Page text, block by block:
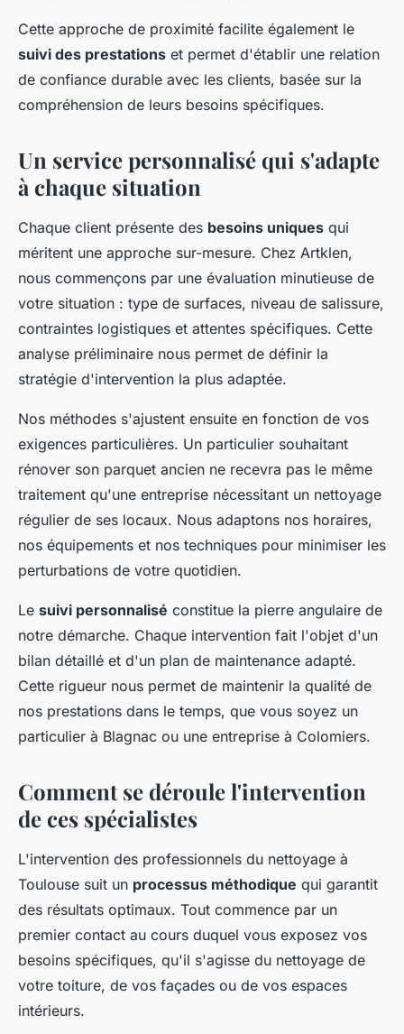
Cette approche de proximité facilite également le
suivi des prestations et permet d'établir une relation
de confiance durable avec les clients, basée sur la
compréhension de leurs besoins spécifiques.
Un service personnalisé qui s'adapte
à chaque situation
Chaque client présente des besoins uniques qui
méritent une approche sur-mesure. Chez Artklen,
nous commençons par une évaluation minutieuse de
votre situation : type de surfaces, niveau de salissure,
contraintes logistiques et attentes spécifiques. Cette
analyse préliminaire nous permet de définir la
stratégie d'intervention la plus adaptée.
Nos méthodes s'ajustent ensuite en fonction de vos
exigences particulières. Un particulier souhaitant
rénover son parquet ancien ne recevra pas le même
traitement qu'une entreprise nécessitant un nettoyage
régulier de ses locaux. Nous adaptons nos horaires,
nos équipements et nos techniques pour minimiser les
perturbations de votre quotidien.
Le suivi personnalisé constitue la pierre angulaire de
notre démarche. Chaque intervention fait l'objet d'un
bilan détaillé et d'un plan de maintenance adapté.
Cette rigueur nous permet de maintenir la qualité de
nos prestations dans le temps, que vous soyez un
particulier à Blagnac ou une entreprise à Colomiers.
Comment se déroule l'intervention
de ces spécialistes
L'intervention des professionnels du nettoyage à
Toulouse suit un processus méthodique qui garantit
des résultats optimaux. Tout commence par un
premier contact au cours duquel vous exposez vos
besoins spécifiques, qu'il s'agisse du nettoyage de
votre toiture, de vos façades ou de vos espaces
intérieurs.